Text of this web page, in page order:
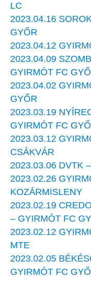
LC
2023.04.16
GYŐR
2023.04.12
2023.04.09
GYIRMÓT FC
2023.04.02
GYŐR
2023.03.19
GYIRMÓT FC
2023.03.12
CSÁKVÁR
2023.03.06 DVTK
2023.02.26
KOZÁRMISLENY
2023.02.19
– GYIRMÓT FC
2023.02.12
MTE
2023.02.05
GYIRMÓT FC